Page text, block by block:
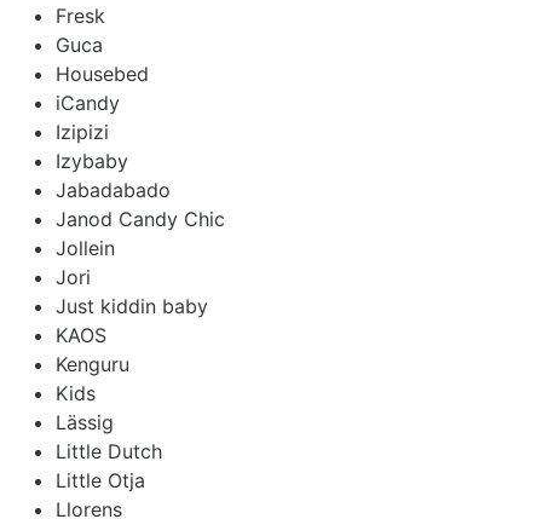
Fresk
Guca
Housebed
iCandy
Izipizi
Izybaby
Jabadabado
Janod Candy Chic
Jollein
Jori
Just kiddin baby
KAOS
Kenguru
Kids
Lässig
Little Dutch
Little Otja
Llorens